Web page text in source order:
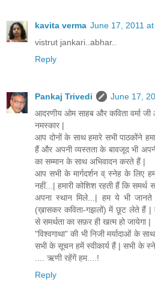
kavita verma June 17, 2011
vistrut jankari..abhar..
Reply
Pankaj Trivedi
June 17,
आदरणीय ओम साहब और कविता वर्मा
नमस्कार |
आप दोनों के साथ हमारे सभी पाठकोंने
हैं और अपनी व्यस्तता के बावजूद भी
का सम्मान के साथ अभिवादन करते हैं |
आप सभी के मार्गदर्शन व् स्नेह के लिए
नहीं...| हमारी कोशिश रहती हैं कि समर्थ
अपना स्थान मिले...| हम ये भी
(ख़ासकर कविता-गझलों) में छूट लेते हैं |
से समर्थता का सफ़र ही खत्म हो जायेगा |
"विश्वगाथा" की भी निजी मर्यादाओं के
सभी के सूचन हमें स्वीकार्य हैं | सभी के
.... ऋणी रहेंगें हम....!
Reply